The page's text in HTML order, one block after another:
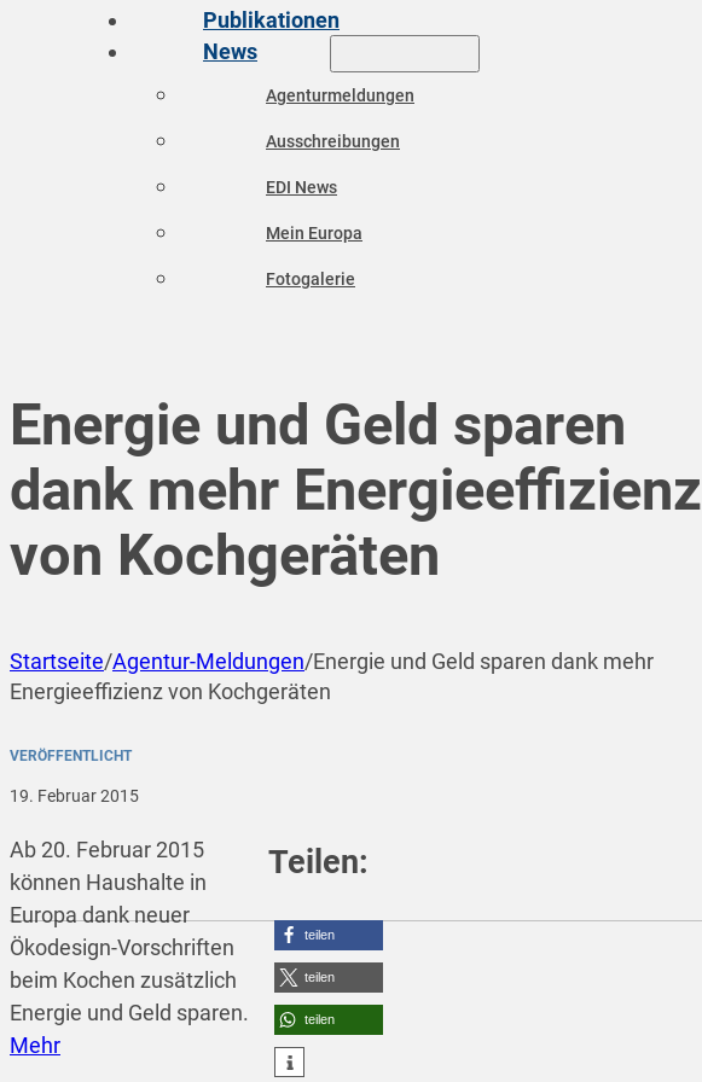
Publikationen
News
Agenturmeldungen
Ausschreibungen
EDI News
Mein Europa
Fotogalerie
Energie und Geld sparen
dank mehr Energieeffizienz
von Kochgeräten
Startseite/Agentur-Meldungen/Energie und Geld sparen dank mehr
Energieeffizienz von Kochgeräten
VERÖFFENTLICHT
19. Februar 2015
Ab 20. Februar 2015
können Haushalte in
Europa dank neuer
Ökodesign-Vorschriften
beim Kochen zusätzlich
Energie und Geld sparen.
Mehr
Teilen:
teilen
teilen
teilen